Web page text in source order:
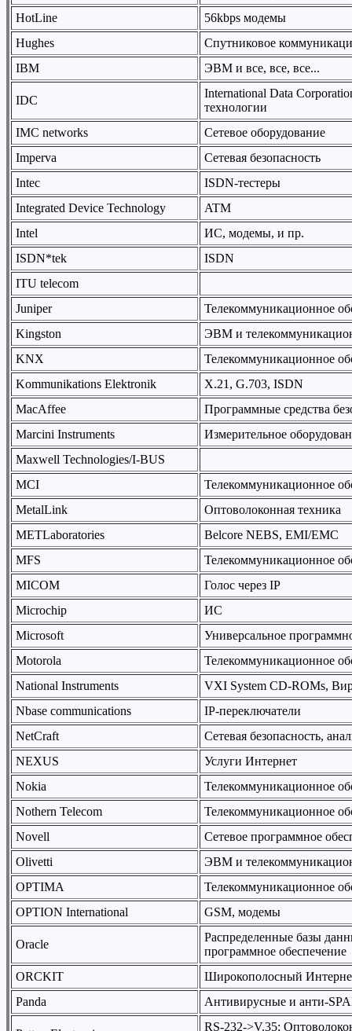
HotLine
56kbps модемы
Hughes
Спутниковое
IBM
ЭВМ и все, все, все...
IDC
International Data
технологии
IMC networks
Сетевое оборудование
Imperva
Сетевая безопасность
Intec
ISDN-тестеры
Integrated Device Technology
ATM
Intel
ИС, модемы, и пр.
ISDN*tek
ISDN
ITU telecom
Juniper
Телекоммуникационное
Kingston
ЭВМ и
KNX
Телекоммуникационное
Kommunikations Elektronik
X.21, G.703, ISDN
MacAffee
Программные средства
Marcini Instruments
Измерительное
Maxwell Technologies/I-BUS
MCI
Телекоммуникационное
MetalLink
Оптоволоконная техника
METLaboratories
Belcore NEBS, EMI/EMC
MFS
Телекоммуникационное
MICOM
Голос через IP
Microchip
ИС
Microsoft
Универсальное
Motorola
Телекоммуникационное
National Instruments
VXI System CD-ROMs,
Nbase communications
IP-переключатели
NetCraft
Сетевая безопасность,
NEXUS
Услуги Интернет
Nokia
Телекоммуникационное
Nothern Telecom
Телекоммуникационное
Novell
Сетевое программное
Olivetti
ЭВМ и
OPTIMA
Телекоммуникационное
OPTION International
GSM, модемы
Oracle
Распределенные базы
программное обеспечение
ORCKIT
Широкополосный
Panda
Антивирусные и анти-
RS-232->V.35;